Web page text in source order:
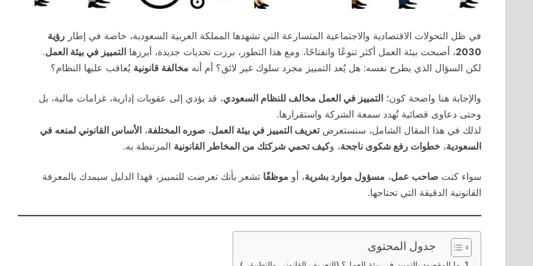
في ظل التحولات الاقتصادية والاجتماعية المتسارعة التي تشهدها المملكة العربية السعودية، خاصة في إطار رؤية
2030، أصبحت بيئة العمل أكثر تنوعًا وانفتاحًا، ومع هذا التطور، برزت تحديات جديدة، أبرزها التمييز في بيئة العمل.
لكن السؤال الذي يطرح نفسه: هل يُعد التمييز مجرد سلوك غير لائق؟ أم أنه مخالفة قانونية يُعاقب عليها النظام؟
والإجابة هنا واضحة كون؛ التمييز في العمل مخالف للنظام السعودي، قد يؤدي إلى عقوبات إدارية، غرامات مالية، بل
وحتى دعاوى قضائية تُهدد سمعة الشركة واستقرارها.
لذلك في هذا المقال الشامل، سنستعرضتعريف التمييز في بيئة العمل، صوره المختلفة، الأساس القانوني لمنعه في
السعودية، خطوات رفع شكوى ناجحة، وكيف تحمي شركتك من المخاطر القانونية المرتبطة به.
سواء كنت صاحب عمل، مسؤول موارد بشرية، أو موظفًا تشعر بأنك تعرضت للتمييز، فهذا الدليل سيمدك بالمعرفة
القانونية الدقيقة التي تحتاجها.
جدول المحتوى